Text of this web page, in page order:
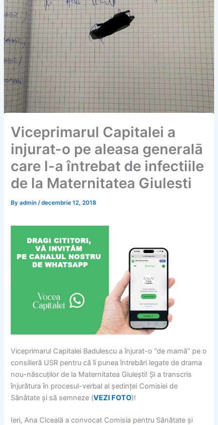
Viceprimarul Capitalei a
injurat-o pe aleasa generalā
care l-a întrebat de infectiile
de la Maternitatea Giulesti
Byadmin /decembrie 12, 2018
Viceprimarul Capitalei Badulescu a înjurat-o ”de mamă” pe o
consilieră USR pentru că îi punea întrebări legate de drama
nou-născuților de la Maternitatea Giulești! Și a transcris
înjurătura în procesul-verbal al ședinței Comisiei de
Sănătate și să semneze (VEZI FOTO)!
Ieri, Ana Ciceală a convocat Comisia pentru Sănătate și